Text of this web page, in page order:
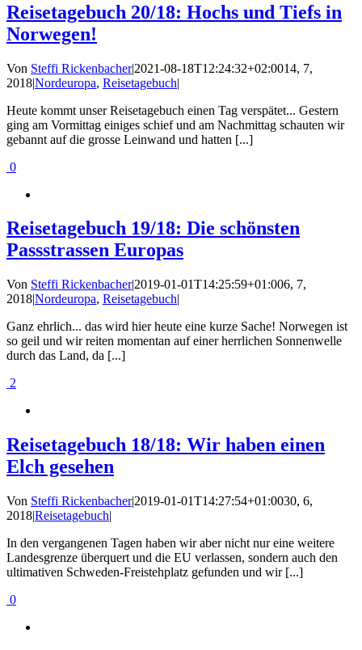
Reisetagebuch 20/18: Hochs und Tiefs in
Norwegen!
Von Steffi Rickenbacher|2021-08-18T12:24:32+02:0014, 7,
2018|Nordeuropa, Reisetagebuch|
Heute kommt unser Reisetagebuch einen Tag verspätet... Gestern
ging am Vormittag einiges schief und am Nachmittag schauten wir
gebannt auf die grosse Leinwand und hatten [...]
0
Reisetagebuch 19/18: Die schönsten
Passstrassen Europas
Von Steffi Rickenbacher|2019-01-01T14:25:59+01:006, 7,
2018|Nordeuropa, Reisetagebuch|
Ganz ehrlich... das wird hier heute eine kurze Sache! Norwegen ist
so geil und wir reiten momentan auf einer herrlichen Sonnenwelle
durch das Land, da [...]
2
Reisetagebuch 18/18: Wir haben einen
Elch gesehen
Von Steffi Rickenbacher|2019-01-01T14:27:54+01:0030, 6,
2018|Reisetagebuch|
In den vergangenen Tagen haben wir aber nicht nur eine weitere
Landesgrenze überquert und die EU verlassen, sondern auch den
ultimativen Schweden-Freistehplatz gefunden und wir [...]
0